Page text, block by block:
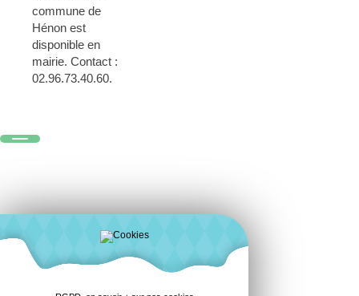
commune de
Hénon est
disponible en
mairie. Contact :
02.96.73.40.60.